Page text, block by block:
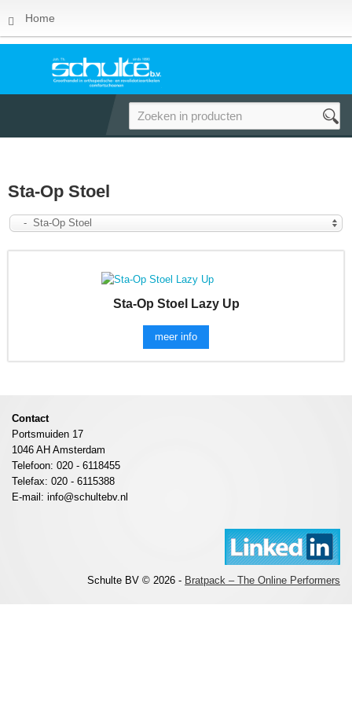
Home
Sta-Op Stoel
- Sta-Op Stoel
Sta-Op Stoel Lazy Up
meer info
Contact
Portsmuiden 17
1046 AH Amsterdam
Telefoon: 020 - 6118455
Telefax: 020 - 6115388
E-mail: info@schultebv.nl
Schulte BV © 2026 - Bratpack – The Online Performers